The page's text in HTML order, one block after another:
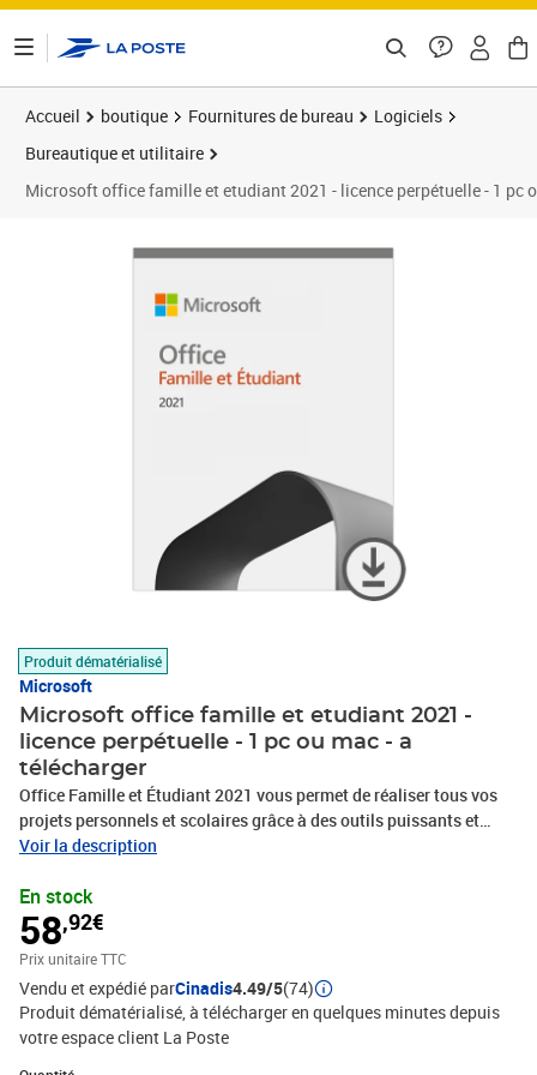
Accueil boutique Fournitures de bureau
Logiciels
Bureautique et utilitaire
Microsoft office famille et etudiant 2021 - licence perpétuelle - 1 pc
Produit dématérialisé
Microsoft
Microsoft office famille et etudiant 2021 -
licence perpétuelle - 1 pc ou mac - a
télécharger
Office Famille et Étudiant 2021 vous permet de réaliser tous vos
projets personnels et scolaires grâce à des outils puissants et
performants et à son interface améliorée et moderne, optimisée
interface s'adapte aux différentes tailles d'écrans.Le nouvel écran
de démarrage vous offre une sélection de documents récents et de
modèles pour gagner en efficacité et en rapidité. Profitez des
versions 2021 de Word, Excel, PowerPoint, avec des nouvelles
fonctionnalités disponibles. Optimisée pour les mobiles, profitez
de la mise en forme et de co-création sous Windows, iOS et
Android.Profitez de tous les logiciels de la suite Microsoft Office
Voir la description
En stock
58,92€
Prix unitaire TTC
Vendu et expédié parCinadis4.49/5(74)
Produit dématérialisé, à télécharger en quelques minutes depuis
votre espace client La Poste